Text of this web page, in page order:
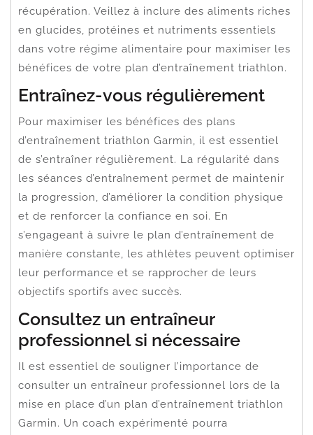
récupération. Veillez à inclure des aliments riches
en glucides, protéines et nutriments essentiels
dans votre régime alimentaire pour maximiser les
bénéfices de votre plan d’entraînement triathlon.
Entraînez-vous régulièrement
Pour maximiser les bénéfices des plans
d’entraînement triathlon Garmin, il est essentiel
de s’entraîner régulièrement. La régularité dans
les séances d’entraînement permet de maintenir
la progression, d’améliorer la condition physique
et de renforcer la confiance en soi. En
s’engageant à suivre le plan d’entraînement de
manière constante, les athlètes peuvent optimiser
leur performance et se rapprocher de leurs
objectifs sportifs avec succès.
Consultez un entraîneur
professionnel si nécessaire
Il est essentiel de souligner l’importance de
consulter un entraîneur professionnel lors de la
mise en place d’un plan d’entraînement triathlon
Garmin. Un coach expérimenté pourra